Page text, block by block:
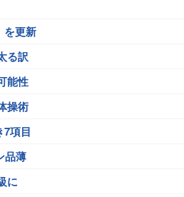
を更新
る訳
能性
操術
項目
品薄
に